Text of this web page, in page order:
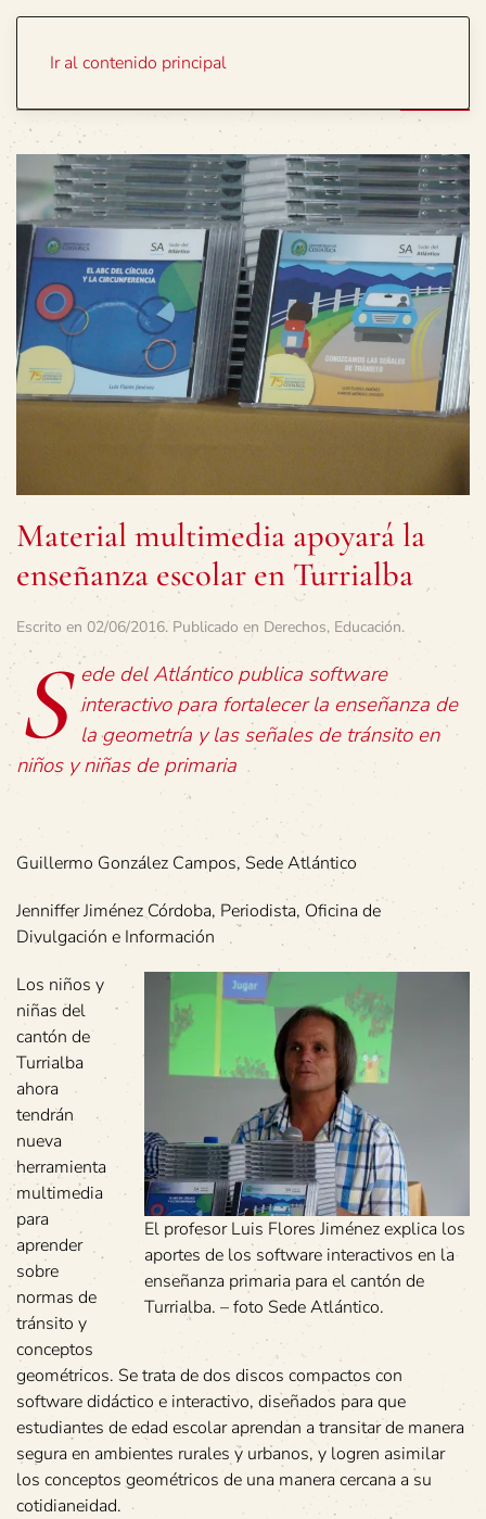
Ir al contenido principal
Material multimedia apoyará la
enseñanza escolar en Turrialba
Escrito en 02/06/2016. Publicado en Derechos, Educación.
S ede del Atlántico publica software
interactivo para fortalecer la enseñanza de
la geometría y las señales de tránsito en
niños y niñas de primaria
Guillermo González Campos, Sede Atlántico
Jenniffer Jiménez Córdoba, Periodista, Oficina de
Divulgación e Información
El profesor Luis Flores Jiménez explica los
aportes de los software interactivos en la
enseñanza primaria para el cantón de
Turrialba. – foto Sede Atlántico.
Los niños y
niñas del
cantón de
Turrialba
ahora
tendrán
nueva
herramienta
multimedia
para
aprender
sobre
normas de
tránsito y
conceptos
geométricos. Se trata de dos discos compactos con
software didáctico e interactivo, diseñados para que
estudiantes de edad escolar aprendan a transitar de manera
segura en ambientes rurales y urbanos, y logren asimilar
los conceptos geométricos de una manera cercana a su
cotidianeidad.